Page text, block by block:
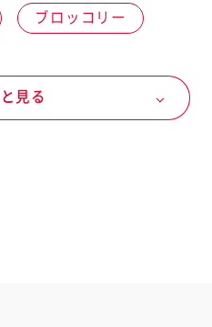
ブロッコリー
マヨネーズなど
見る